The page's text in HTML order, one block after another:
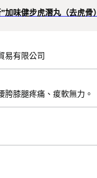
加味健步虎潛丸（去虎骨）
易有限公司
胯膝腿疼痛、痠軟無力。